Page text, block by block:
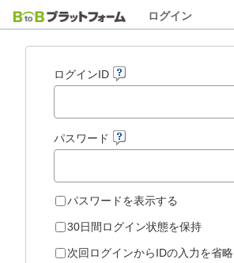
ログイン
ログインID
パスワード
パスワードを表示する
30日間ログイン状態を保持
次回ログインからIDの入力を省略